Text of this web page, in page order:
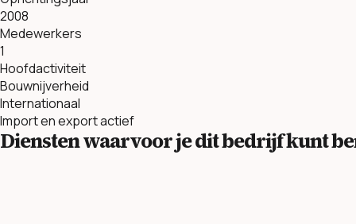
2008
Medewerkers
1
Hoofdactiviteit
Bouwnijverheid
Internationaal
Import en export actief
Diensten waarvoor je dit bedrijf kunt